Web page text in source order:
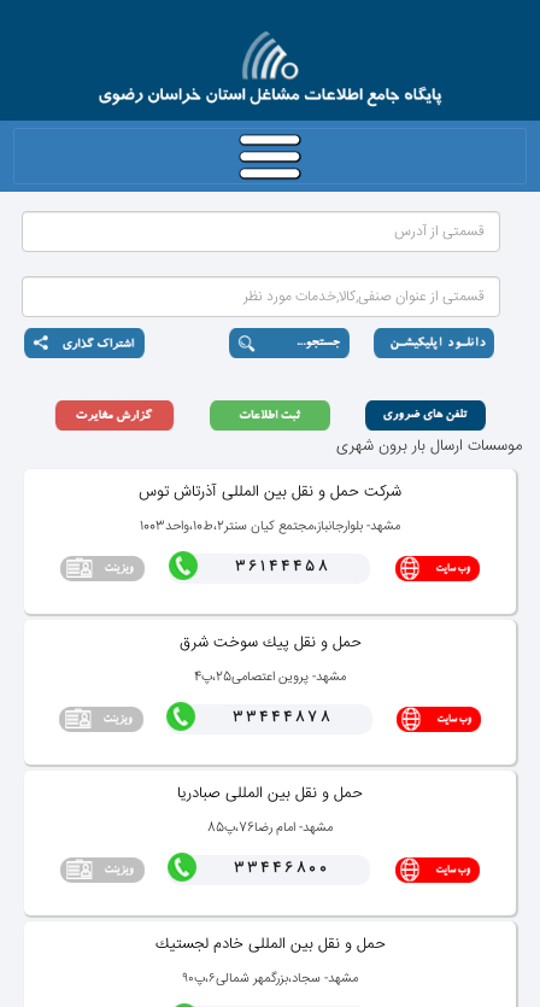
موسسات ارسال بار برون شهری
شركت حمل و نقل بین المللی آذرتاش توس
مشهد- بلوارجانباز،مجتمع كیان سنتر2،ط10،واحد1003
36144458
حمل و نقل پیك سوخت شرق
مشهد- پروین اعتصامی25،پ4
33444878
حمل و نقل بین المللی صبادریا
مشهد- امام رضا76،پ85
33446800
حمل و نقل بین المللی خادم لجستیك
مشهد- سجاد،بزرگمهر شمالی۶،پ۹۰